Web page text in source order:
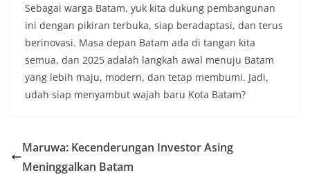
Sebagai warga Batam, yuk kita dukung pembangunan
ini dengan pikiran terbuka, siap beradaptasi, dan terus
berinovasi. Masa depan Batam ada di tangan kita
semua, dan 2025 adalah langkah awal menuju Batam
yang lebih maju, modern, dan tetap membumi. Jadi,
udah siap menyambut wajah baru Kota Batam?
Maruwa: Kecenderungan Investor Asing
Meninggalkan Batam